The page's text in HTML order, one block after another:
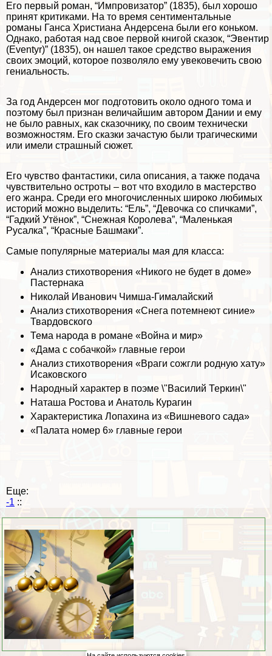
Его первый роман, “Импровизатор” (1835), был хорошо
принят критиками. На то время сентиментальные
романы Ганса Христиана Андерсена были его коньком.
Однако, работая над свое первой книгой сказок, “Эвентир
(Eventyr)” (1835), он нашел такое средство выражения
своих эмоций, которое позволяло ему увековечить свою
гениальность.
За год Андерсен мог подготовить около одного тома и
поэтому был признан величайшим автором Дании и ему
не было равных, как сказочнику, по своим технически
возможностям. Его сказки зачастую были трагическими
или имели страшный сюжет.
Его чувство фантастики, сила описания, а также подача
чувствительно остроты – вот что входило в мастерство
его жанра. Среди его многочисленных широко любимых
историй можно выделить: “Ель”, “Дeвoчка со спичками”,
“Гадкий Утёнок”, “Снежная Королева”, “Маленькая
Русалка”, “Красные Башмаки”.
Самые популярные материалы мая для класса:
Анализ стихотворения «Никого не будет в доме»
Пастернака
Николай Иванович Чимша-Гималайский
Анализ стихотворения «Снега потемнеют синие»
Твардовского
Тема народа в романе «Война и мир»
«Дама с собачкой» главные герои
Анализ стихотворения «Враги сожгли родную хату»
Исаковского
Народный хаpaктер в поэме \"Василий Теркин\"
Наташа Ростова и Анатоль Курагин
Хаpaктеристика Лопахина из «Вишневого сада»
«Палата номер 6» главные герои
Еще:
-1 ::